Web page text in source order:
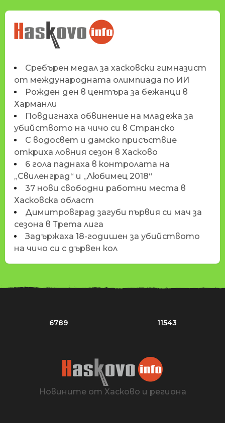
НОВИНИТЕ НА
HASKOVO.INFO
Сребърен медал за хасковски гимназист
от международната олимпиада по ИИ
Рожден ден в центъра за бежанци в
Харманли
Повдигнаха обвинение на младежа за
убийството на чичо си в Странско
С водосвет и дамско присъствие
откриха ловния сезон в Хасково
6 гола паднаха в контролата на
„Свиленград“ и „Любимец 2018“
37 нови свободни работни места в
Хасковска област
Димитровград загуби първия си мач за
сезона в Трета лига
Задържаха 18-годишен за убийството
на чичо си с дървен кол
6789 11543
Новините от Хасково и региона